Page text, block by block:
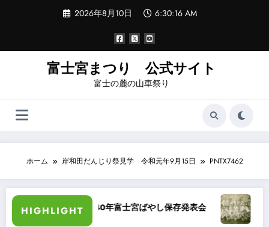
ツ
2026年8月10日 6:30:16 AM
富士宮まつり 公式サイト
富士の麓の山車祭り
ホーム 岸和田だんじり祭見学 令和元年9月15日 PNTX7462
HIGHLIGHT
昭和40年富士宮ばやし保存発表会 “祭りばやし”